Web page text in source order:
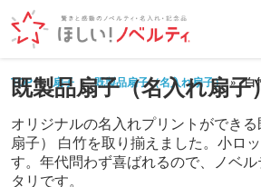
TOP 扇子 既製品扇子（名入れ扇子） 白
既製品扇子（名入れ扇
オリジナルの名入れプリントができ
扇子） 白竹を取り揃えました。小ロ
す。年代問わず喜ばれるので、ノベ
タリです。